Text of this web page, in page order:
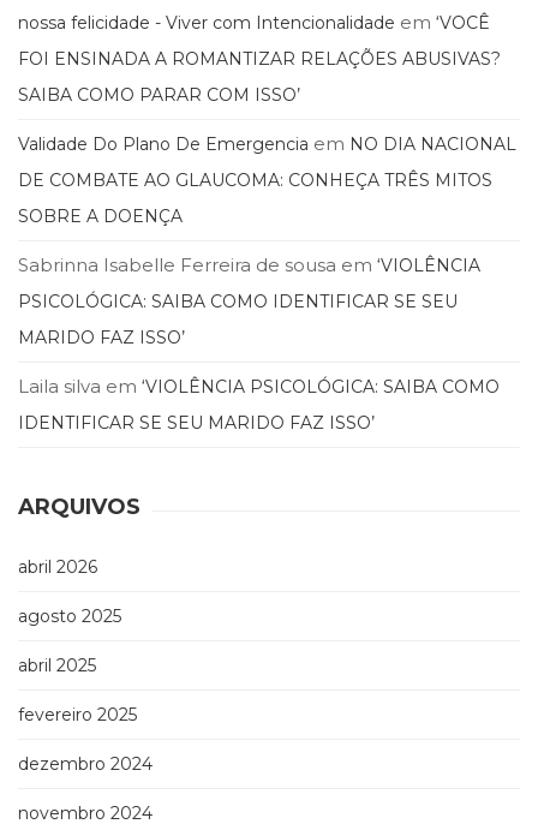
(31)
Religião,
Espiritualidade,
(63)
(132)
Sem
(0)
Televisão
(22)
africanos
Terapia
Treinamento
RH
Turismo
Vida
(32)
nossa felicidade - Viver com Intencionalidade em ‘VOCÊ
FOI ENSINADA A ROMANTIZAR RELAÇÕES ABUSIVAS?
SAIBA COMO PARAR COM ISSO’
Validade Do Plano De Emergencia em NO DIA NACIONAL
DE COMBATE AO GLAUCOMA: CONHEÇA TRÊS MITOS
SOBRE A DOENÇA
Sabrinna Isabelle Ferreira de sousa em ‘VIOLÊNCIA
PSICOLÓGICA: SAIBA COMO IDENTIFICAR SE SEU
MARIDO FAZ ISSO’
Laila silva em ‘VIOLÊNCIA PSICOLÓGICA: SAIBA COMO
IDENTIFICAR SE SEU MARIDO FAZ ISSO’
ARQUIVOS
abril 2026
agosto 2025
abril 2025
fevereiro 2025
dezembro 2024
novembro 2024